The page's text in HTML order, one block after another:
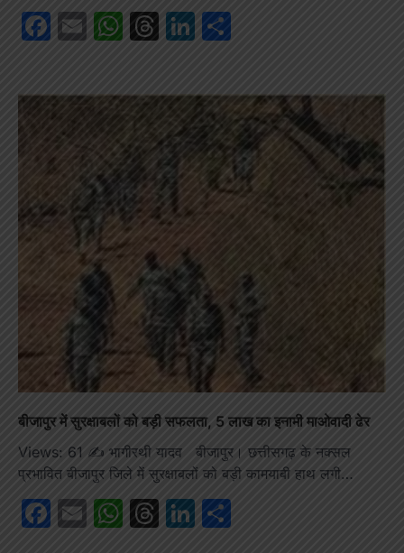
Facebook
EmailWhatsApp
Threads
LinkedIn
बीजापुर में सुरक्षाबलों को बड़ी सफलता, 5 लाख का इनामी माओवादी ढेर
Views: 61 ✍️ भागीरथी यादव बीजापुर। छत्तीसगढ़ के नक्सल
प्रभावित बीजापुर जिले में सुरक्षाबलों को बड़ी कामयाबी हाथ लगी…
Facebook
EmailWhatsApp
Threads
LinkedIn